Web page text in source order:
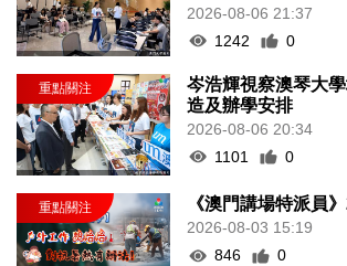
2026-08-06 21:37
1242
0
岑浩輝視察澳琴大
造及辦學安排
2026-08-06 20:34
1101
0
《澳門講場特派員
2026-08-03 15:19
846
0